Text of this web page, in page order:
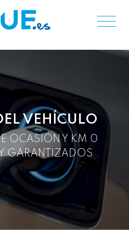
VEHÍCULO
OCASIÓN Y KM 0
GARANTIZADOS